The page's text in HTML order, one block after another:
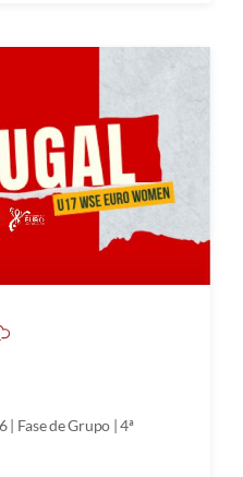
| Fase de Grupo | 4ª